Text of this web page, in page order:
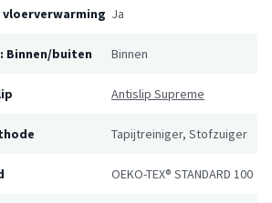
Ja
Binnen/buiten Binnen
Antislip Supreme
Tapijtreiniger, Stofzuiger
OEKO-TEX® STANDARD 100